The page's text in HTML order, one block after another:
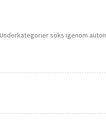
söks igenom